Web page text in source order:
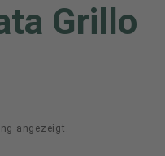
Grillo
angezeigt.